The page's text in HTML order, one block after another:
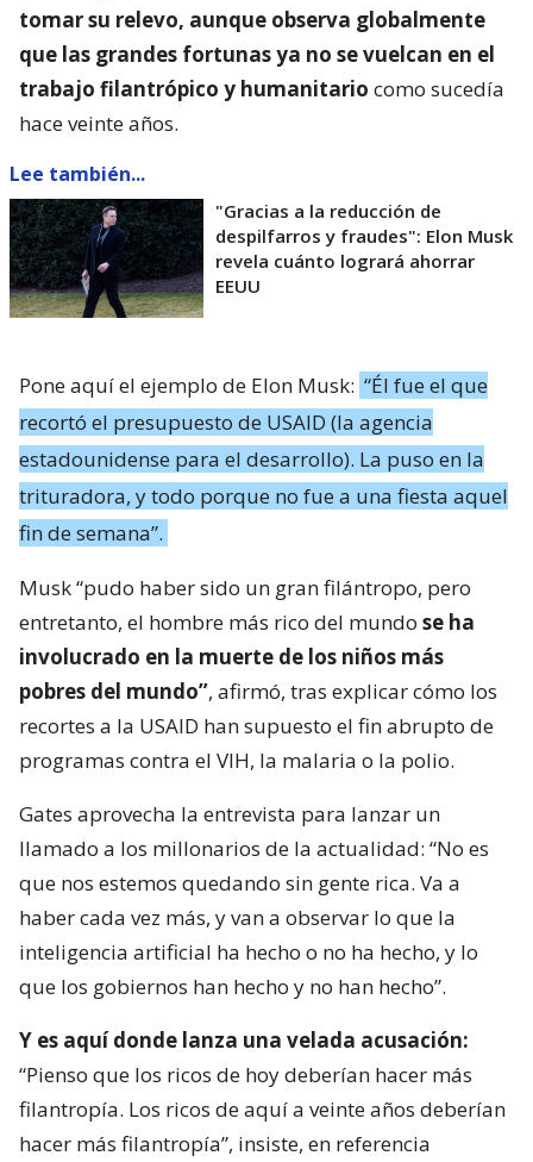
tomar su relevo, aunque observa globalmente
que las grandes fortunas ya no se vuelcan en el
trabajo filantrópico y humanitario como sucedía
hace veinte años.
Lee también...
"Gracias a la reducción de
despilfarros y fraudes": Elon Musk
revela cuánto logrará ahorrar
EEUU
Pone aquí el ejemplo de Elon Musk: “Él fue el que
recortó el presupuesto de USAID (la agencia
estadounidense para el desarrollo). La puso en la
trituradora, y todo porque no fue a una fiesta aquel
fin de semana”.
Musk “pudo haber sido un gran filántropo, pero
entretanto, el hombre más rico del mundo se ha
involucrado en la muerte de los niños más
pobres del mundo”, afirmó, tras explicar cómo los
recortes a la USAID han supuesto el fin abrupto de
programas contra el VIH, la malaria o la polio.
Gates aprovecha la entrevista para lanzar un
llamado a los millonarios de la actualidad: “No es
que nos estemos quedando sin gente rica. Va a
haber cada vez más, y van a observar lo que la
inteligencia artificial ha hecho o no ha hecho, y lo
que los gobiernos han hecho y no han hecho”.
Y es aquí donde lanza una velada acusación:
“Pienso que los ricos de hoy deberían hacer más
filantropía. Los ricos de aquí a veinte años deberían
hacer más filantropía”, insiste, en referencia